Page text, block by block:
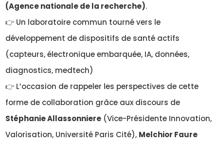
(Agence nationale de la recherche).
👉 Un laboratoire commun tourné vers le
développement de dispositifs de santé actifs
(capteurs, électronique embarquée, IA, données,
diagnostics, medtech)
👉 L’occasion de rappeler les perspectives de cette
forme de collaboration grâce aux discours de
Stéphanie Allassonniere (Vice-Présidente Innovation,
Valorisation, Université Paris Cité), Melchior Faure